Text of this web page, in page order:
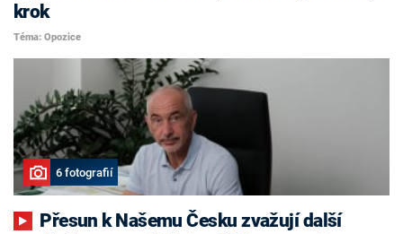
krok
Téma: Opozice
6 fotografií